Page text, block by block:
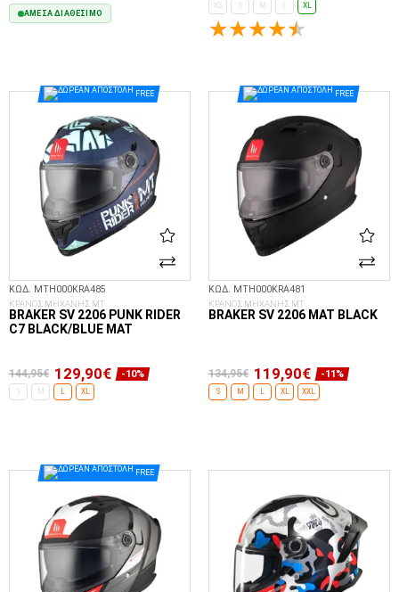
ΆΜΕΣΑ ΔΙΑΘΈΣΙΜΟ
XS S XL
FREE
ΚΩΔ. MTH000KRA485
ΚΡΑΝΟΣ ΜΗΧΑΝΗΣ MT
BRAKER SV 2206 PUNK RIDER
C7 BLACK/BLUE MAT
144,95€ 129,90€ -10%
S L XL
FREE
ΚΩΔ. MTH000KRA481
ΚΡΑΝΟΣ ΜΗΧΑΝΗΣ MT
BRAKER SV 2206 MAT BLACK
134,95€ 119,90€ -11%
S M L XL XXL
FREE